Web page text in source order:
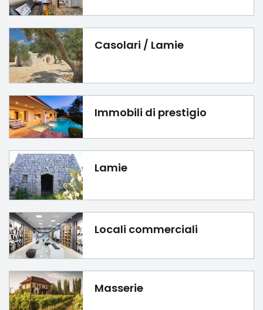
Casolari / Lamie
Immobili di prestigio
Lamie
Locali commerciali
Masserie